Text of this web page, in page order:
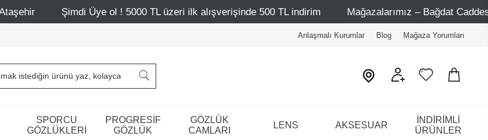
Şimdi Üye ol ! 5000 TL üzeri ilk alışverişinde 500 TL indirim Mağazalarımız – Bağdat Caddesi 1 - Bağdat
Anlaşmalı Kurumlar Blog Mağaza Yorumları
SPORCU
GÖZLÜKLERİ
PROGRESİF
GÖZLÜK
GÖZLÜK
CAMLARI
LENS AKSESUAR
İNDİRİMLİ
ÜRÜNLER